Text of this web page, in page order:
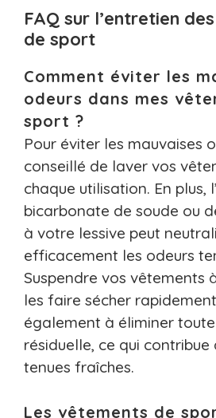
FAQ sur l’entretien
de sport
Comment éviter les
odeurs dans mes
sport ?
Pour éviter les mauvaises
conseillé de laver vos
chaque utilisation. En plus,
bicarbonate de soude ou
à votre lessive peut
efficacement les odeurs
Suspendre vos vêtements
les faire sécher
également à éliminer
résiduelle, ce qui
tenues fraîches.
Les vêtements de